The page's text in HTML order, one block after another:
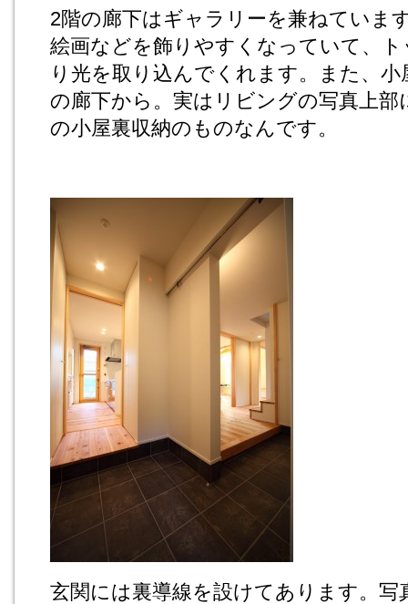
2階の廊下はギャラリーを兼ねていま
絵画などを飾りやすくなっていて、
り光を取り込んでくれます。また、
の廊下から。実はリビングの写真上部
の小屋裏収納のものなんです。
玄関には裏導線を設けてあります。